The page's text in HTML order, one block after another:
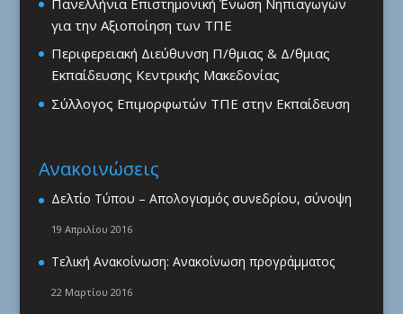
για την Αξιοποίηση των ΤΠΕ
Περιφερειακή Διεύθυνση Π/θμιας & Δ/θμιας
Εκπαίδευσης Κεντρικής Μακεδονίας
Σύλλογος Επιμορφωτών ΤΠΕ στην Εκπαίδευση
Ανακοινώσεις
Δελτίο Τύπου – Απολογισμός συνεδρίου, σύνοψη
19 Απριλίου 2016
Τελική Ανακοίνωση: Ανακοίνωση προγράμματος
22 Μαρτίου 2016